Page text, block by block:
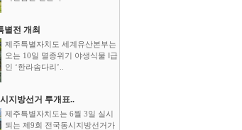
별전 개최
제주특별자치도 세계유산본부는
오는 10일 멸종위기 야생식물 Ⅰ급
인 ‘한라솜다리’..
지방선거 투개표..
제주특별자치도는 6월 3일 실시
되는 제9회 전국동시지방선거가